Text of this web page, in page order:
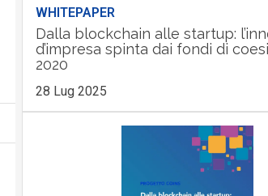
WHITEPAPER
Dalla blockchain alle startup:
d’impresa spinta dai fondi di
2020
28 Lug 2025